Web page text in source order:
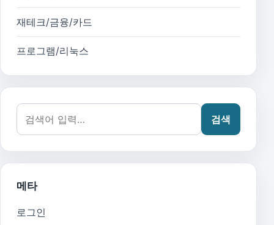
재테크/금융/카드
프로그램/리눅스
검색어:
검색
메타
로그인